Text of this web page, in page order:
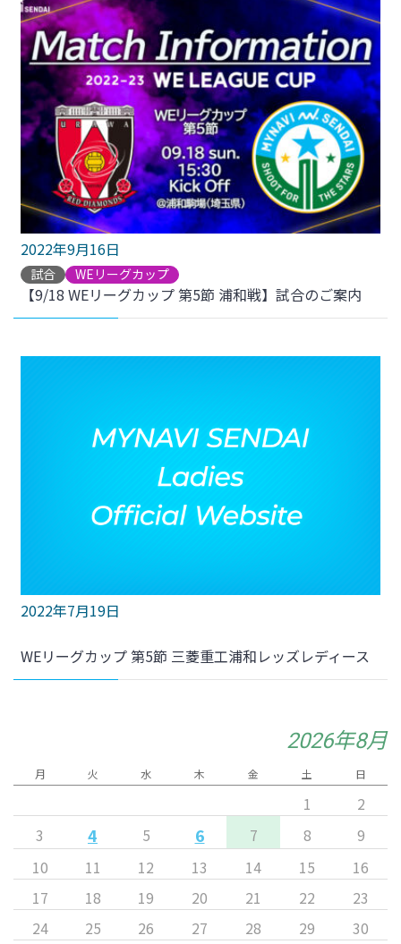
2022年9月16日
試合 WEリーグカップ
【9/18 WEリーグカップ 第5節 浦和戦】試合のご案内
2022年7月19日
WEリーグカップ 第5節 三菱重工浦和レッズレディース
2026年8月
月 火 水 木 金 土 日
1
2
3
4 5 6 7 8
9
10
11 12 13 14 15
16
17
18 19 20 21 22
23
24
25 26 27 28 29 30